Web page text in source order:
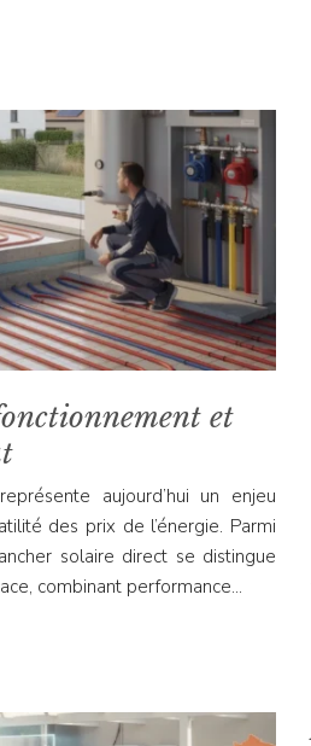
et
aujourd’hui un enjeu
des prix de l’énergie. Parmi
solaire direct se distingue
combinant performance…